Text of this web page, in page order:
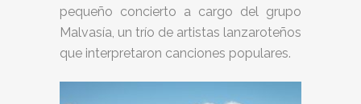
pequeño concierto a cargo del grupo
Malvasía, un trío de artistas lanzaroteños
que interpretaron canciones populares.